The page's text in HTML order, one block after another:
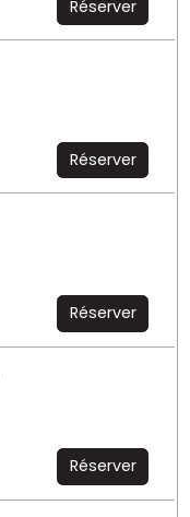
Réserver
Réserver
Réserver
Réserver